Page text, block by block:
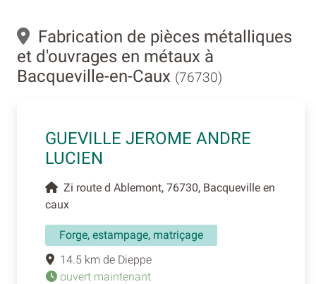
Fabrication de pièces métalliques
et d'ouvrages en métaux à
Bacqueville-en-Caux (76730)
GUEVILLE JEROME ANDRE
LUCIEN
Zi route d Ablemont, 76730, Bacqueville en
caux
Forge, estampage, matriçage
14.5 km de Dieppe
ouvert maintenant